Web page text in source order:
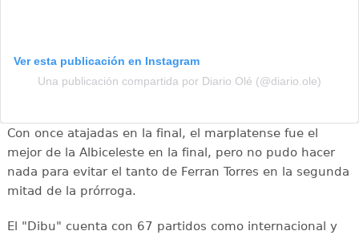
Ver esta publicación en Instagram
Una publicación compartida por Diario Olé (@diario.ole)
Con once atajadas en la final, el marplatense fue el
mejor de la Albiceleste en la final, pero no pudo hacer
nada para evitar el tanto de Ferran Torres en la segunda
mitad de la prórroga.
El "Dibu" cuenta con 67 partidos como internacional y